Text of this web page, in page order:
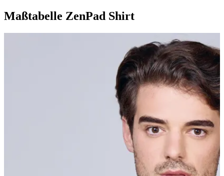
Maßtabelle ZenPad Shirt